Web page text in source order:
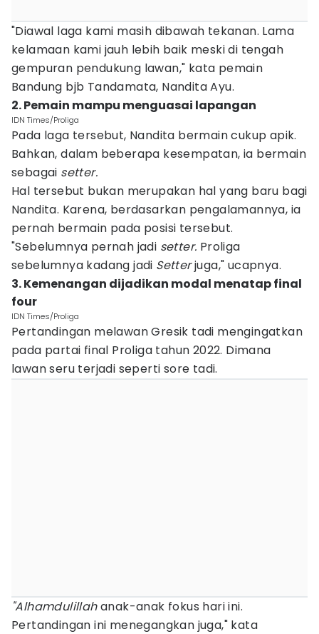
"Diawal laga kami masih dibawah tekanan. Lama
kelamaan kami jauh lebih baik meski di tengah
gempuran pendukung lawan," kata pemain
Bandung bjb Tandamata, Nandita Ayu.
2. Pemain mampu menguasai lapangan
IDN Times/Proliga
Pada laga tersebut, Nandita bermain cukup apik.
Bahkan, dalam beberapa kesempatan, ia bermain
sebagai setter.
Hal tersebut bukan merupakan hal yang baru bagi
Nandita. Karena, berdasarkan pengalamannya, ia
pernah bermain pada posisi tersebut.
"Sebelumnya pernah jadi setter. Proliga
sebelumnya kadang jadi Setterjuga," ucapnya.
3. Kemenangan dijadikan modal menatap final
four
IDN Times/Proliga
Pertandingan melawan Gresik tadi mengingatkan
pada partai final Proliga tahun 2022. Dimana
lawan seru terjadi seperti sore tadi.
"Alhamdulillahanak-anak fokus hari ini.
Pertandingan ini menegangkan juga," kata